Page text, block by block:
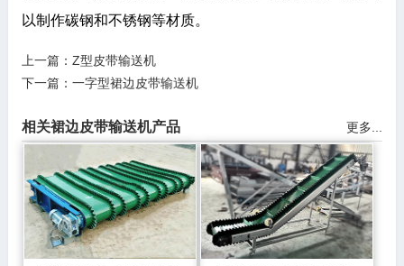
以制作碳钢和不锈钢等材质。
上一篇： Z型皮带输送机
下一篇： 一字型裙边皮带输送机
相关裙边皮带输送机产品 更多...